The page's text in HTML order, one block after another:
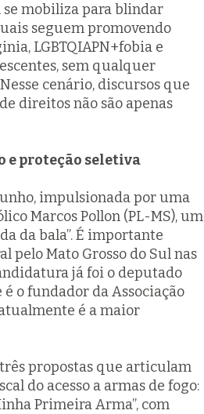
se mobiliza para blindar
seguem promovendo
LGBTQIAPN+fobia e
sem qualquer
cenário, discursos que
direitos não são apenas
e proteção seletiva
impulsionada por uma
Marcos Pollon (PL-MS), um
da bala”. É importante
pelo Mato Grosso do Sul nas
já foi o deputado
o fundador da Associação
é a maior
propostas que articulam
do acesso a armas de fogo:
Primeira Arma”, com